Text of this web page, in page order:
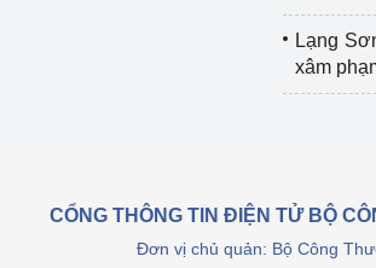
Lạng
xâm
CỔNG THÔNG TIN ĐIỆN TỬ BỘ
Đơn vị chủ quản: Bộ Công